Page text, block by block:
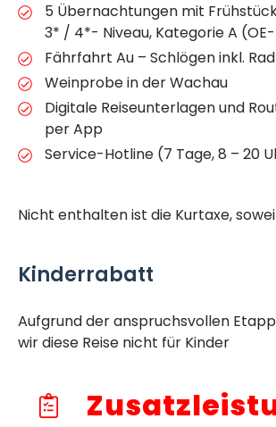
5 Übernachtungen mit
3* / 4*- Niveau, Kategorie A
Fährfahrt Au – Schlögen inkl. Rad
Weinprobe in der Wachau
Digitale Reiseunterlagen und
per App
Service-Hotline (7 Tage, 8 – 20
Nicht enthalten ist die Kurtaxe,
Kinderrabatt
Aufgrund der anspruchsvollen
wir diese Reise nicht für Kinder